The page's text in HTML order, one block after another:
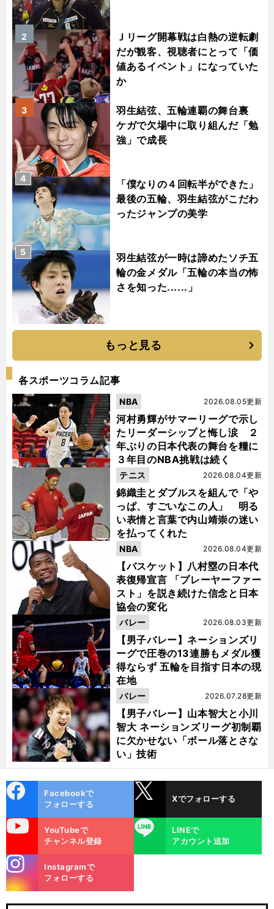
Ｊリーグ開幕戦は白熱の逆転劇
だが観客、視聴者にとって「価
値あるイベント」になっていた
か
2
羽生結弦、五輪連覇の舞台裏
ケガで欠場中に取り組んだ「勉
強」で成長
3
「僕なりの４回転半ができた」
最後の五輪、羽生結弦がこだわ
ったジャンプの美学
4
羽生結弦が一時は諦めたソチ五
輪の金メダル「五輪の本当の怖
さを知った......」
5
もっと見る
各スポーツコラム記事
河村勇輝がサマーリーグで示し
たリーダーシップと悔し涙 ２
年ぶりの日本代表の舞台を糧に
３年目のNBA挑戦は続く
2026.08.05更新
NBA
錦織圭とダブルスを組んで「や
っぱ、すごいなこの人」 明る
い表情と言葉で内山靖崇の迷い
を払ってくれた
2026.08.04更新
テニス
【バスケット】八村塁の日本代
表復帰宣言 「プレーヤーファー
スト」を説き続けた信念と日本
協会の変化
2026.08.04更新
NBA
【男子バレー】ネーションズリ
ーグで圧巻の13連勝もメダル獲
得ならず 五輪を目指す日本の現
在地
2026.08.03更新
バレー
【男子バレー】山本智大と小川
智大 ネーションズリーグ初制覇
に欠かせない「ボール落とさな
い」技術
2026.07.28更新
バレー
ok
Facebookで
フォローする
Xでフォローする
YouTubeで
チャンネル登録
LINE
LINEで
アカウント追加
m
Instagramで
フォローする